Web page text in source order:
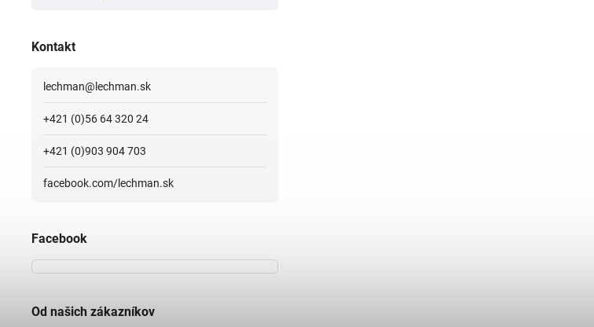
Kontakt
lechman@ lechman.sk
+421 (0)56 64 320 24
+421 (0)903 904 703
facebook.com/lechman.sk
Facebook
Od našich zákazníkov